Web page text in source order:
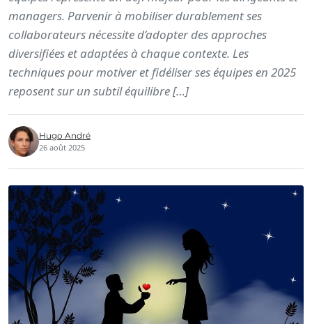
managers. Parvenir à mobiliser durablement ses
collaborateurs nécessite d’adopter des approches
diversifiées et adaptées à chaque contexte. Les
techniques pour motiver et fidéliser ses équipes en 2025
reposent sur un subtil équilibre […]
Hugo André
26 août 2025